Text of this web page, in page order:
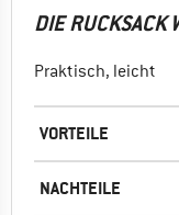
DIE RUCKSACK
Praktisch, leicht
VORTEILE
NACHTEILE